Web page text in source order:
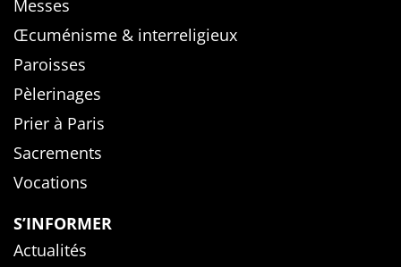
Messes
Œcuménisme & interreligieux
Paroisses
Pèlerinages
Prier à Paris
Sacrements
Vocations
S’INFORMER
Actualités